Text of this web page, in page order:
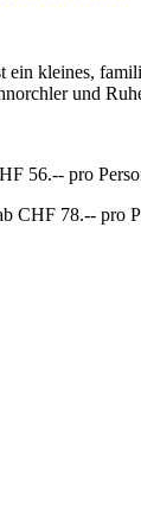
ein kleines,
und
56.-- pro
CHF 78.-- pro